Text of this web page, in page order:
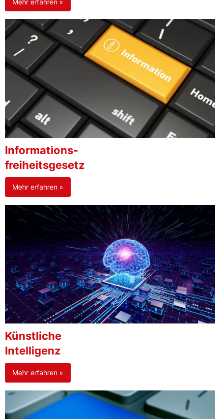
Informations-
freiheitsgesetz
Mehr erfahren »
Künstliche
Intelligenz
Mehr erfahren »